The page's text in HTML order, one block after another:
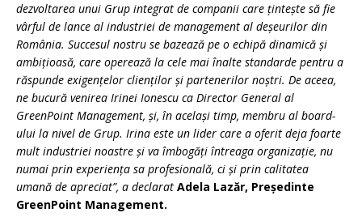
dezvoltarea unui Grup integrat de companii care țintește să fie
vârful de lance al industriei de management al deșeurilor din
România. Succesul nostru se bazează pe o echipă dinamică și
ambițioasă, care operează la cele mai înalte standarde pentru a
răspunde exigențelor clienților și partenerilor noștri. De aceea,
ne bucură venirea Irinei Ionescu ca Director General al
GreenPoint Management, și, în același timp, membru al board-
ului la nivel de Grup. Irina este un lider care a oferit deja foarte
mult industriei noastre și va îmbogăți întreaga organizație, nu
numai prin experiența sa profesională, ci și prin calitatea
umană de apreciat”, a declarat Adela Lazăr, Președinte
GreenPoint Management.